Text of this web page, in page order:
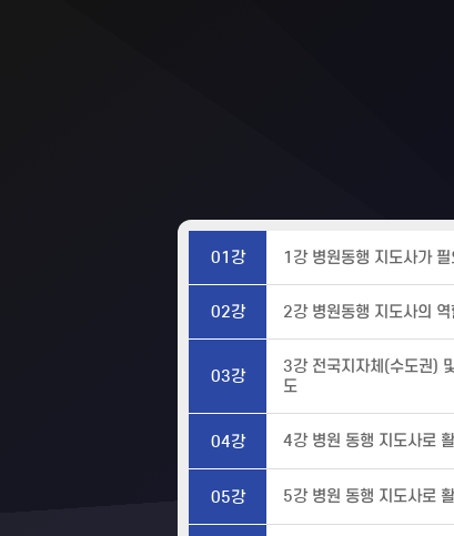
01강 1강 병원동행 지도사가
02강 2강 병원동행 지도사의 역
03강
3강 전국지자체(수도권)
도
04강 4강 병원 동행 지도사로
05강 5강 병원 동행 지도사로